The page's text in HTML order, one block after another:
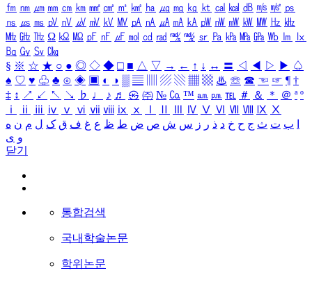
㎙ ㎚ ㎛ ㎜ ㎝ ㎞ ㎟ ㎠ ㎡ ㎢ ㏊ ㎍ ㎎ ㎏ ㏏ ㎈ ㎉ ㏈ ㎧ ㎨ ㎰
㎱ ㎲ ㎳ ㎴ ㎵ ㎶ ㎷ ㎸ ㎹ ㎀ ㎁ ㎂ ㎃ ㎄ ㎺ ㎻ ㎽ ㎾ ㎿ ㎐ ㎑
㎒ ㎓ ㎔ Ω ㏀ ㏁ ㎊ ㎋ ㎌ ㏖ ㏅ ㎭ ㎮ ㎯ ㏛ ㎩ ㎪ ㎫ ㎬ ㏝ ㏐
㏓
㏃ ㏉ ㏜ ㏆
§ ※ ☆ ★ ○ ● ◎ ◇ ◆ □ ■ △ ▽ → ← ↑ ↓ ↔ 〓 ◁ ◀ ▷ ▶ ♤
♠ ♡ ♥ ♧ ♣ ⊙ ◈ ▣ ◐ ◑ ▒ ▤ ▨ ▧ ▦ ▩ ♨ ☏ ☎ ☜ ☞ ¶ †
‡ ↕ ↗ ↙ ↖ ↘ ♭ ♩ ♪ ♬ ㉿ ㈜ № ㏇ ™ ㏂ ㏘ ℡ ＃ ＆ ＊ ＠ ª º
ⅰ
ⅱ ⅲ ⅳ ⅴ ⅵ ⅶ ⅷ ⅸ ⅹ Ⅳ Ⅴ Ⅵ Ⅶ Ⅷ Ⅸ Ⅹ
ب ت ث ج ح خ د ذ ر ز س ش ص ض ط ظ ع غ ف ق ک ل م ن ه
و ی
닫기
통합검색
국내학술논문
학위논문